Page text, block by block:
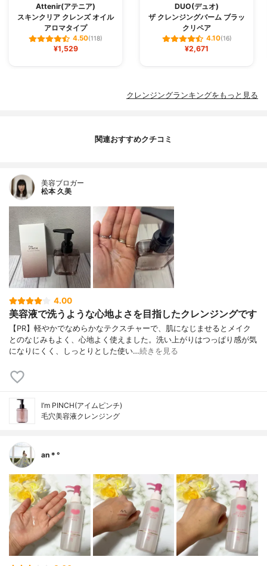
Attenir(アテニア)
スキンクリア クレンズ オイル
アロマタイプ
4.50(118)
¥1,529
DUO(デュオ)
ザ クレンジングバーム ブラッ
クリペア
4.10(16)
¥2,671
クレンジングランキングをもっと見る
関連おすすめクチコミ
美容ブロガー
松本 久美
4.00
美容液で洗うような心地よさを目指したクレンジングです
【PR】軽やかでなめらかなテクスチャーで、肌になじませるとメイク
とのなじみもよく、心地よく使えました。洗い上がりはつっぱり感が気
になりにくく、しっとりとした使い…続きを見る
I’m PINCH(アイムピンチ)
毛穴美容液クレンジング
an＊°